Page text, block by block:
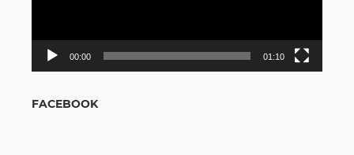
00:00 01:10
FACEBOOK